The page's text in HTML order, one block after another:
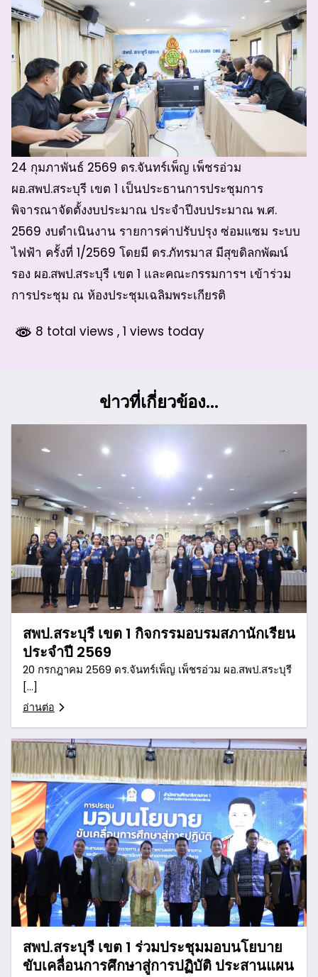
24 กุมภาพันธ์ 2569 ดร.จันทร์เพ็ญ เพ็ชรอ่วม
ผอ.สพป.สระบุรี เขต 1 เป็นประธานการประชุมการ
พิจารณาจัดตั้งงบประมาณ ประจำปีงบประมาณ พ.ศ.
2569 งบดำเนินงาน รายการค่าปรับปรุง ซ่อมแซม ระบบ
ไฟฟ้า ครั้งที่ 1/2569 โดยมี ดร.ภัทรมาส มีสุขดิลกพัฒน์
รอง ผอ.สพป.สระบุรี เขต 1 และคณะกรรมการฯ เข้าร่วม
การประชุม ณ ห้องประชุมเฉลิมพระเกียรติ
8 total views , 1 views today
ข่าวที่เกี่ยวข้อง...
สพป.สระบุรี เขต 1 กิจกรรมอบรมสภานักเรียน
ประจำปี 2569
20 กรกฎาคม 2569 ดร.จันทร์เพ็ญ เพ็ชรอ่วม ผอ.สพป.สระบุรี
[…]
อ่านต่อ
สพป.สระบุรี เขต 1 ร่วมประชุมมอบนโยบาย
ขับเคลื่อนการศึกษาสู่การปฏิบัติ ประสานแผน